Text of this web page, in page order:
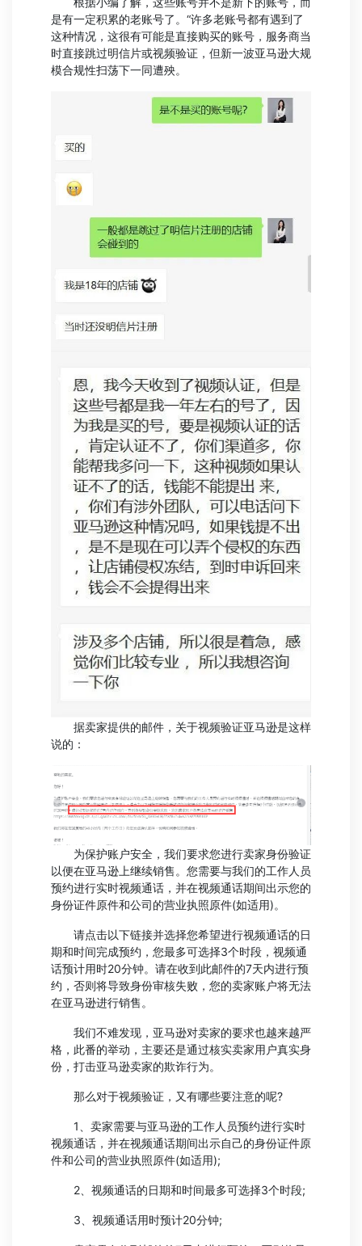
是有一定积累的老账号了。“许多老账号都有遇到了
这种情况，这很有可能是直接购买的账号，服务商当
时直接跳过明信片或视频验证，但新一波亚马逊大规
模合规性扫荡下一同遭殃。
据卖家提供的邮件，关于视频验证亚马逊是这样
说的：
为保护账户安全，我们要求您进行卖家身份验证
以便在亚马逊上继续销售。您需要与我们的工作人员
预约进行实时视频通话，并在视频通话期间出示您的
身份证件原件和公司的营业执照原件(如适用)。
请点击以下链接并选择您希望进行视频通话的日
期和时间完成预约，您最多可选择3个时段，视频通
话预计用时20分钟。请在收到此邮件的7天内进行预
约，否则将导致身份审核失败，您的卖家账户将无法
在亚马逊进行销售。
我们不难发现，亚马逊对卖家的要求也越来越严
格，此番的举动，主要还是通过核实卖家用户真实身
份，打击亚马逊卖家的欺诈行为。
那么对于视频验证，又有哪些要注意的呢?
1、卖家需要与亚马逊的工作人员预约进行实时
视频通话，并在视频通话期间出示自己的身份证件原
件和公司的营业执照原件(如适用);
2、视频通话的日期和时间最多可选择3个时段;
3、视频通话用时预计20分钟;